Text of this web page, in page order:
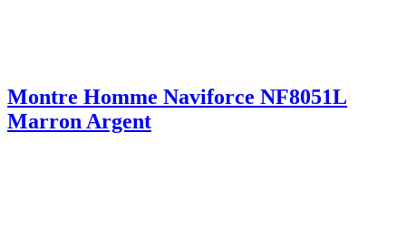
Montre Homme Naviforce NF8051L
Marron Argent